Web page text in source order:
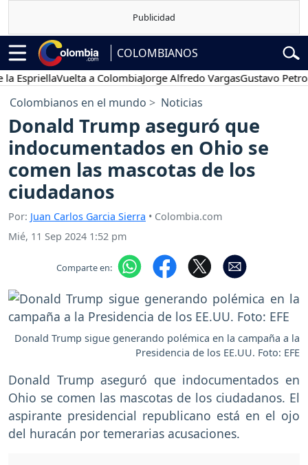
COLOMBIANOS
Vuelta a ColombiaJorge Alfredo VargasGustavo Petro
Colombianos en el mundo Noticias
Donald Trump aseguró que
indocumentados en Ohio se
comen las mascotas de los
ciudadanos
Por: Juan Carlos Garcia Sierra • Colombia.com
Mié, 11 Sep 2024 1:52 pm
Comparte en:
Donald Trump sigue generando polémica en la campaña a la
Presidencia de los EE.UU. Foto: EFE
Donald Trump aseguró que indocumentados en
Ohio se comen las mascotas de los ciudadanos. El
aspirante presidencial republicano está en el ojo
del huracán por temerarias acusaciones.